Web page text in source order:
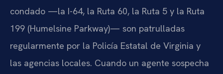
condado —la I-64, la Ruta 60, la Ruta 5 y la Ruta
199 (Humelsine Parkway)— son patrulladas
regularmente por la Policía Estatal de Virginia y
las agencias locales. Cuando un agente sospecha